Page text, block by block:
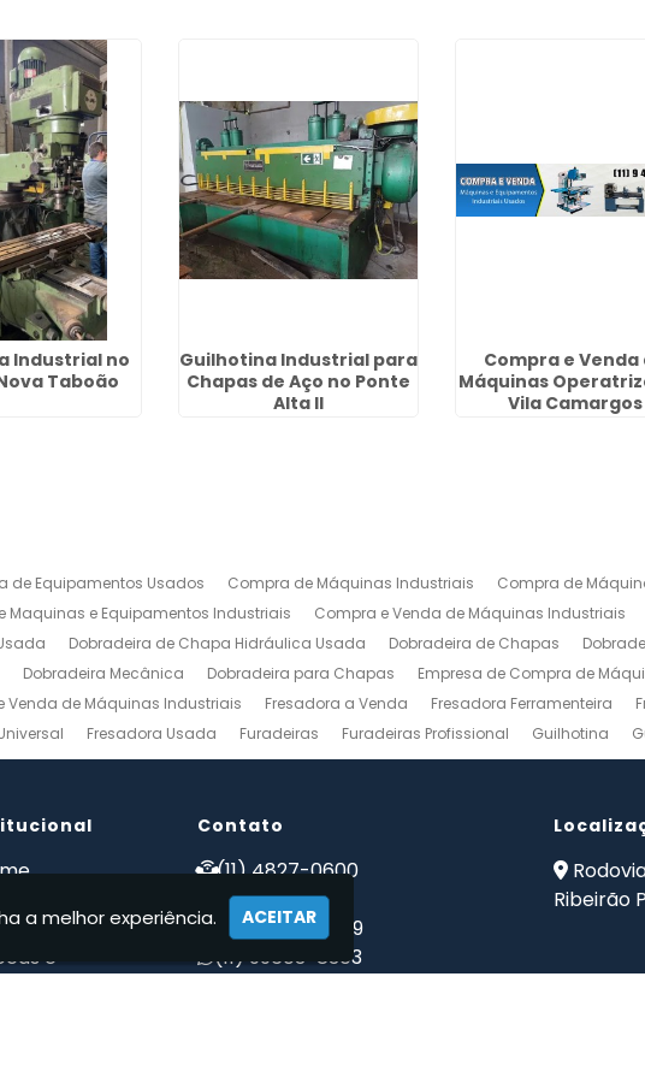
Industrial no
Taboão
Guilhotina Industrial para
Chapas de Aço no Ponte
Alta II
Compra e Venda
Máquinas
Vila Camargos
de Equipamentos Usados Compra de Máquinas Industriais
Compra de
Maquinas e Equipamentos Industriais Compra e Venda de Máquinas Industriais
Dobradeira de Chapa Hidráulica Usada Dobradeira de Chapas
Dobradeira Mecânica Dobradeira para Chapas
Empresa de Compra de
Venda de Máquinas Industriais Fresadora a Venda Fresadora Ferramenteira
Fresadora Usada Furadeiras Furadeiras Profissional Guilhotina
de Aço Maquinas para Marcenaria Maquinas para Marcenaria a Venda
Venda de Máquinas Industriais Venda de Máquinas Industriais Usadas
e
Contato
(11) 4827-0600
(11) 94002-1171
(11) 97223-4869
(11) 99603-8303
Ribeirão
a melhor experiência. ACEITAR